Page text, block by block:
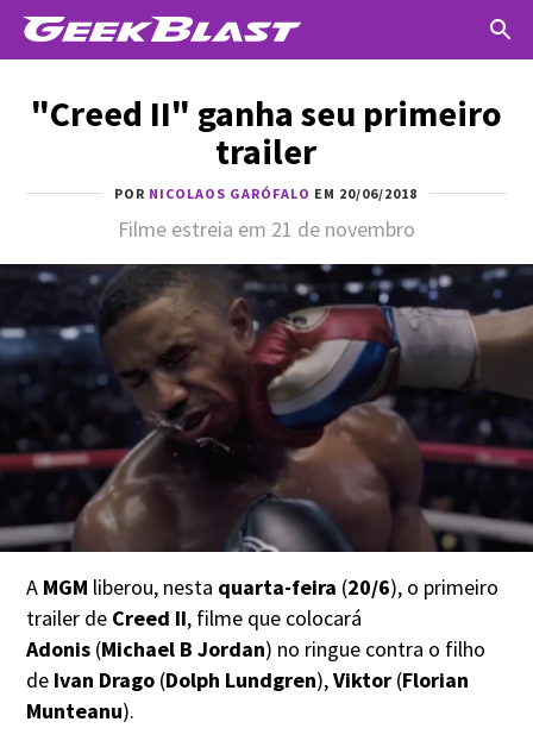
"Creed II" ganha seu primeiro
trailer
POR NICOLAOS GARÓFALO EM 20/06/2018
Filme estreia em 21 de novembro
A MGM liberou, nesta quarta-feira (20/6), o primeiro
trailer de Creed II, filme que colocará
Adonis (Michael B Jordan) no ringue contra o filho
de Ivan Drago (Dolph Lundgren),Viktor (Florian
Munteanu).